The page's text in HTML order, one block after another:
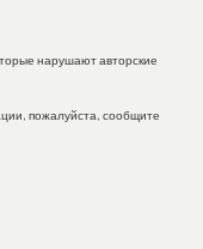
нарушают авторские
пожалуйста, сообщите